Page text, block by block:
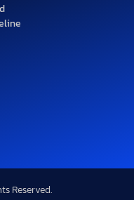
Reserved.